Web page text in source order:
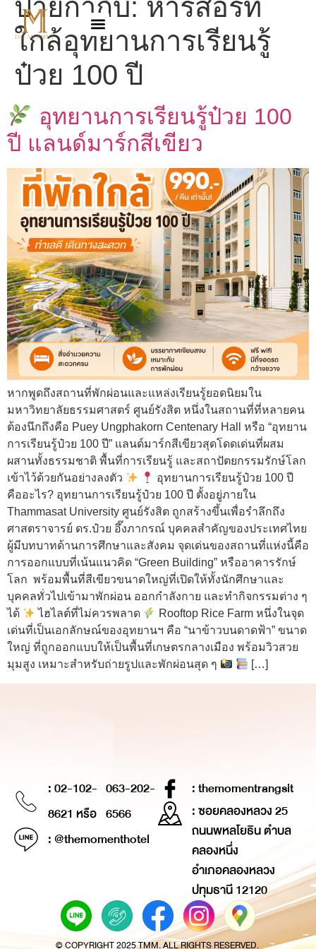
ป้ายกำกับ: หารีสอร์ท
ใกล้อุทยานการเรียนรู้
ป๋วย 100 ปี
อุทยานการเรียนรู้ป๋วย 100
ปี แลนด์มาร์กสีเขียว
หากพูดถึงสถานที่พักผ่อนและแหล่งเรียนรู้ยอดนิยมใน
มหาวิทยาลัยธรรมศาสตร์ ศูนย์รังสิต หนึ่งในสถานที่ที่หลายคน
ต้องนึกถึงคือ Puey Ungphakorn Centenary Hall หรือ “อุทยาน
การเรียนรู้ป๋วย 100 ปี” แลนด์มาร์กสีเขียวสุดโดดเด่นที่ผสม
ผสานทั้งธรรมชาติ พื้นที่การเรียนรู้ และสถาปัตยกรรมรักษ์โลก
เข้าไว้ด้วยกันอย่างลงตัว
อุทยานการเรียนรู้ป๋วย 100 ปี
คืออะไร? อุทยานการเรียนรู้ป๋วย 100 ปี ตั้งอยู่ภายใน
Thammasat University ศูนย์รังสิต ถูกสร้างขึ้นเพื่อรำลึกถึง
ศาสตราจารย์ ดร.ป๋วย อึ๊งภากรณ์ บุคคลสำคัญของประเทศไทย
ผู้มีบทบาทด้านการศึกษาและสังคม จุดเด่นของสถานที่แห่งนี้คือ
การออกแบบที่เน้นแนวคิด “Green Building” หรืออาคารรักษ์
โลก พร้อมพื้นที่สีเขียวขนาดใหญ่ที่เปิดให้ทั้งนักศึกษาและ
บุคคลทั่วไปเข้ามาพักผ่อน ออกกำลังกาย และทำกิจกรรมต่าง ๆ
ได้
ไฮไลต์ที่ไม่ควรพลาด
Rooftop Rice Farm หนึ่งในจุด
เด่นที่เป็นเอกลักษณ์ของอุทยานฯ คือ “นาข้าวบนดาดฟ้า” ขนาด
ใหญ่ ที่ถูกออกแบบให้เป็นพื้นที่เกษตรกลางเมือง พร้อมวิวสวย
มุมสูง เหมาะสำหรับถ่ายรูปและพักผ่อนสุด ๆ
[…]
: 02-102-
8621 หรือ
063-202-
6566
: @themomenthotel
: themomentrangsit
: ซอยคลองหลวง 25
ถนนพหลโยธิน ตำบล
คลองหนึ่ง
อำเภอคลองหลวง
ปทุมธานี 12120
© COPYRIGHT 2025 TMM. ALL RIGHTS RESERVED.